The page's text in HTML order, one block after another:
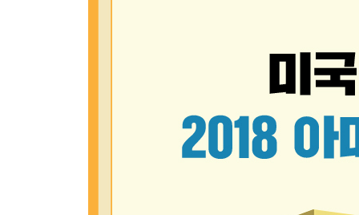
Chapter 10. 나쁜 습관도 즐겁게 고칠 수 있을까
당신이 게임을 하는 진짜 이유 ｜ 긍정적인 느낌을
Part 4. 세 번째 법칙, 쉬워야 달라진다
Chapter 11. 1만 시간의 법칙은 틀렸다
많이 해야 할까, 오래 해야 할까